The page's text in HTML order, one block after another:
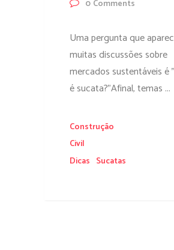
0 Comments
Uma pergunta que
muitas discussões sobre
mercados sustentáveis é
é sucata?"Afinal, temas ...
Construção
Civil
Dicas Sucatas